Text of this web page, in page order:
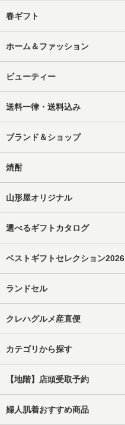
春ギフト
ホーム＆ファッション
ビューティー
送料一律・送料込み
ブランド＆ショップ
焼酎
山形屋オリジナル
選べるギフトカタログ
ベストギフトセレクション2026
ランドセル
クレハグルメ産直便
カテゴリから探す
【地階】店頭受取予約
婦人肌着おすすめ商品